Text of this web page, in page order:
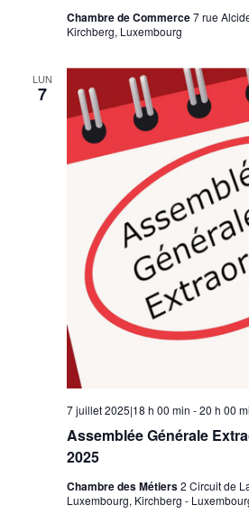
Chambre de Commerce7 rue
Kirchberg, Luxembourg
LUN
7
Assemblée Générale
2025
7 juillet 2025|18 h 00 min -20 h 00
Chambre des Métiers2 Circuit de
Luxembourg, Kirchberg -